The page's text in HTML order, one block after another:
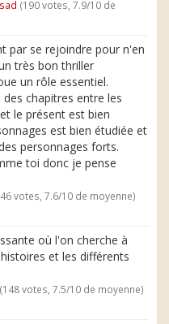
(190 votes, 7.9/10 de
par se rejoindre pour n'en
très bon thriller
un rôle essentiel.
chapitres entre les
le présent est bien
est bien étudiée et
personnages forts.
toi donc je pense
votes, 7.6/10 de moyenne)
où l'on cherche à
et les différents
(148 votes, 7.5/10 de moyenne)